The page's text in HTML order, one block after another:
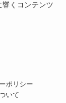
響くコンテンツ
ポリシー
いて